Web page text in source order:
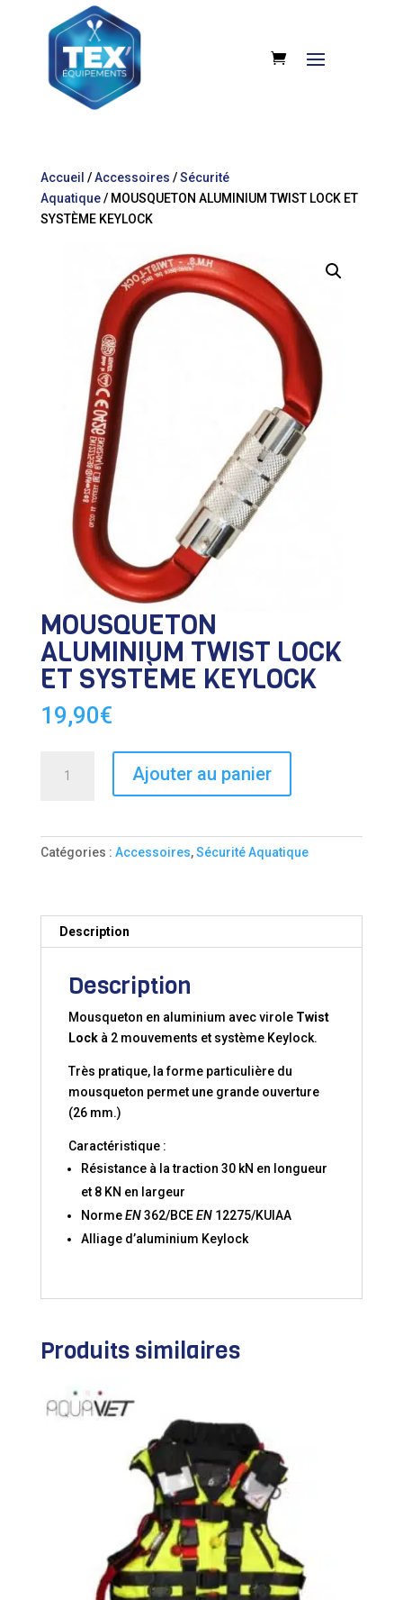
Accueil /Accessoires /Sécurité
Aquatique/ MOUSQUETON ALUMINIUM TWIST LOCK ET
SYSTÈME KEYLOCK
MOUSQUETON
ALUMINIUM TWIST LOCK
ET SYSTÈME KEYLOCK
19,90€
LOCK
KEYLOCK
Ajouter au panier
Catégories : Accessoires,Sécurité Aquatique
Description
Description
Mousqueton en aluminium avec virole Twist
Lockà 2 mouvements et système Keylock.
Très pratique, la forme particulière du
mousqueton permet une grande ouverture
(26 mm.)
Caractéristique :
Résistance à la traction 30 kN en longueur
et 8 KN en largeur
NormeEN362/BCEEN12275/KUIAA
Alliage d’aluminium Keylock
Produits similaires